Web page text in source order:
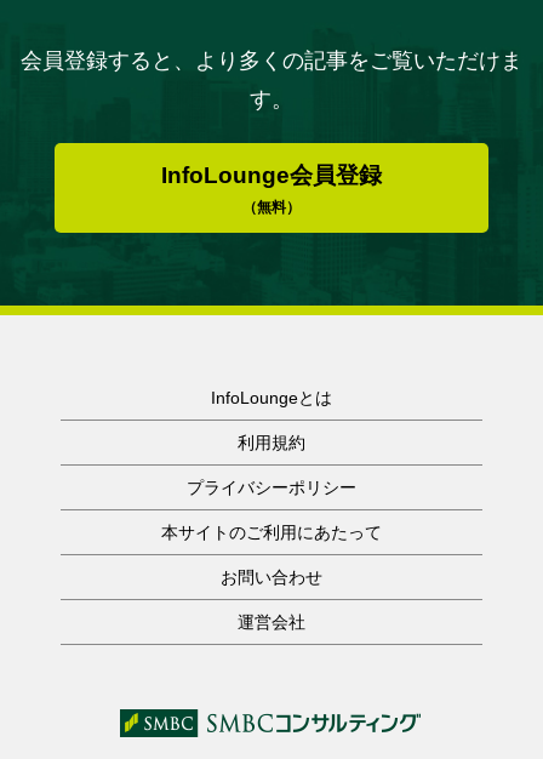
会員登録すると、より多くの記事をご覧いただけま
す。
InfoLounge会員登録
（無料）
InfoLoungeとは
利用規約
プライバシーポリシー
本サイトのご利用にあたって
お問い合わせ
運営会社